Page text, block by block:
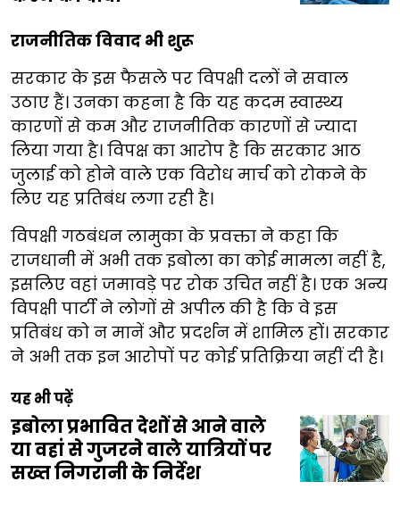
राजनीतिक विवाद भी शुरू
सरकार के इस फैसले पर विपक्षी दलों ने सवाल
उठाए हैं। उनका कहना है कि यह कदम स्वास्थ्य
कारणों से कम और राजनीतिक कारणों से ज्यादा
लिया गया है। विपक्ष का आरोप है कि सरकार आठ
जुलाई को होने वाले एक विरोध मार्च को रोकने के
लिए यह प्रतिबंध लगा रही है।
विपक्षी गठबंधन लामुका के प्रवक्ता ने कहा कि
राजधानी में अभी तक इबोला का कोई मामला नहीं है,
इसलिए वहां जमावड़े पर रोक उचित नहीं है। एक अन्य
विपक्षी पार्टी ने लोगों से अपील की है कि वे इस
प्रतिबंध को न मानें और प्रदर्शन में शामिल हों। सरकार
ने अभी तक इन आरोपों पर कोई प्रतिक्रिया नहीं दी है।
यह भी पढ़ें
इबोला प्रभावित देशों से आने वाले
या वहां से गुजरने वाले यात्रियों पर
सख्त निगरानी के निर्देश